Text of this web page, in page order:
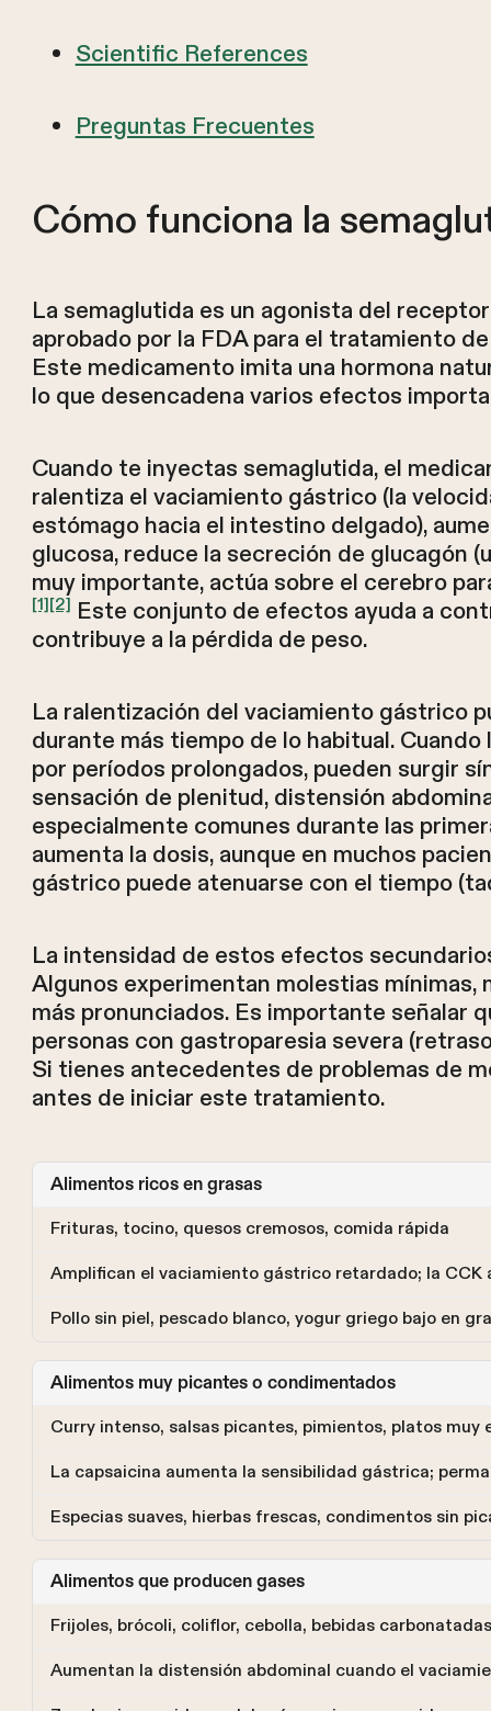
Scientific References
Preguntas Frecuentes
Cómo funciona la
La semaglutida es un agonista del
aprobado por la FDA para el tratamiento
Este medicamento imita una hormona
lo que desencadena varios efectos
Cuando te inyectas semaglutida, el
ralentiza el vaciamiento gástrico (la
estómago hacia el intestino delgado),
glucosa, reduce la secreción de glucagón
muy importante, actúa sobre el cerebro
[1][2] Este conjunto de efectos ayuda a
contribuye a la pérdida de peso.
La ralentización del vaciamiento gástrico
durante más tiempo de lo habitual.
por períodos prolongados, pueden surgir
sensación de plenitud, distensión
especialmente comunes durante las
aumenta la dosis, aunque en muchos
gástrico puede atenuarse con el tiempo
La intensidad de estos efectos
Algunos experimentan molestias
más pronunciados. Es importante señalar
personas con gastroparesia severa
Si tienes antecedentes de problemas de
antes de iniciar este tratamiento.
Alimentos ricos en grasas
Frituras, tocino, quesos cremosos, comida rápida
Amplifican el vaciamiento gástrico retardado; la
Pollo sin piel, pescado blanco, yogur griego bajo en
Alimentos muy picantes o condimentados
Curry intenso, salsas picantes, pimientos, platos muy
La capsaicina aumenta la sensibilidad gástrica;
Especias suaves, hierbas frescas, condimentos sin
Alimentos que producen gases
Frijoles, brócoli, coliflor, cebolla, bebidas carbonatadas
Aumentan la distensión abdominal cuando el